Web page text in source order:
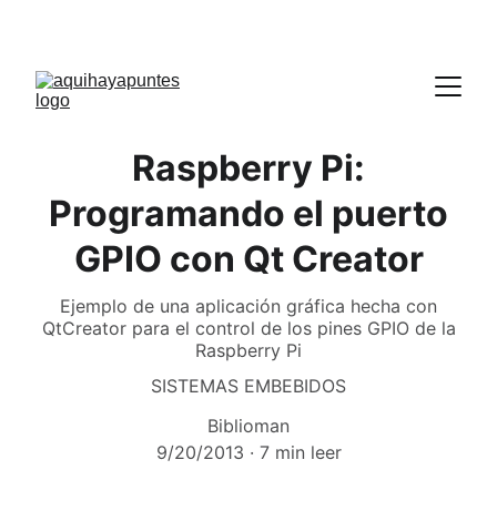
Raspberry Pi:
Programando el puerto
GPIO con Qt Creator
Ejemplo de una aplicación gráfica hecha con
QtCreator para el control de los pines GPIO de la
Raspberry Pi
SISTEMAS EMBEBIDOS
Biblioman
9/20/2013
7 min leer